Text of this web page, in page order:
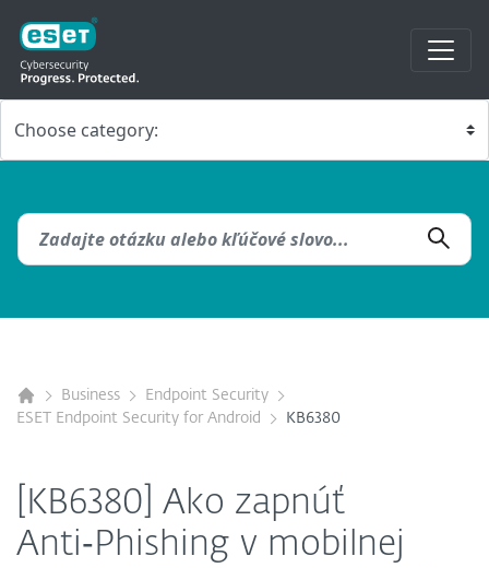
Business
Endpoint Security
ESET Endpoint Security for Android
KB6380
[KB6380] Ako zapnúť
Anti‑Phishing v mobilnej